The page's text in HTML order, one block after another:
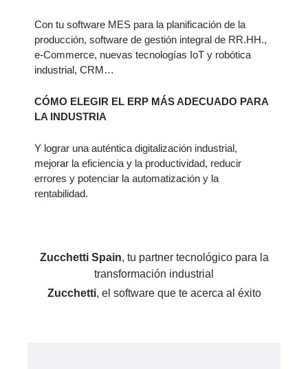
Con tu software MES para la planificación de la
producción, software de gestión integral de RR.HH.,
e-Commerce, nuevas tecnologías IoT y robótica
industrial, CRM…
CÓMO ELEGIR EL ERP MÁS ADECUADO PARA
LA INDUSTRIA
Y lograr una auténtica digitalización industrial,
mejorar la eficiencia y la productividad, reducir
errores y potenciar la automatización y la
rentabilidad.
Zucchetti Spain, tu partner tecnológico para la
transformación industrial
Zucchetti, el software que te acerca al éxito